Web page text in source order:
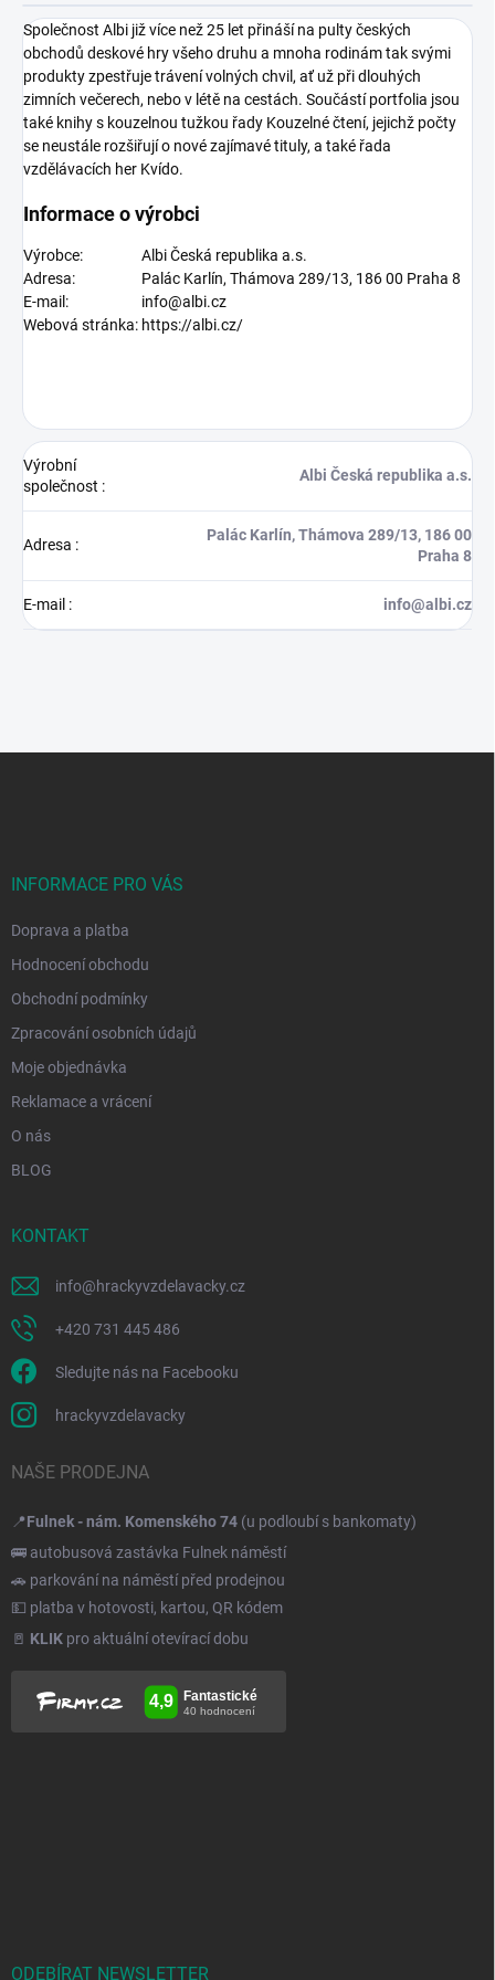
Společnost Albi již více než 25 let přináší na pulty českých
obchodů deskové hry všeho druhu a mnoha rodinám tak svými
produkty zpestřuje trávení volných chvil, ať už při dlouhých
zimních večerech, nebo v létě na cestách. Součástí portfolia jsou
také knihy s kouzelnou tužkou řady Kouzelné čtení, jejichž počty
se neustále rozšiřují o nové zajímavé tituly, a také řada
vzdělávacích her Kvído.
Informace o výrobci
Výrobce:
Albi Česká republika a.s.
Adresa:
Palác Karlín, Thámova 289/13, 186 00 Praha 8
E-mail:
info@albi.cz
Webová stránka: https://albi.cz/
Výrobní
společnost :
Albi Česká republika a.s.
Adresa :
Palác Karlín, Thámova 289/13, 186 00
Praha 8
E-mail : info@albi.cz
INFORMACE PRO VÁS
Doprava a platba
Hodnocení obchodu
Obchodní podmínky
Zpracování osobních údajů
Moje objednávka
Reklamace a vrácení
O nás
BLOG
KONTAKT
info@hrackyvzdelavacky.cz
+420 731 445 486
Sledujte nás na Facebooku
hrackyvzdelavacky
NAŠE PRODEJNA
📍Fulnek - nám. Komenského 74 (u podloubí s bankomaty)
🚌 autobusová zastávka Fulnek náměstí
🚗 parkování na náměstí před prodejnou
💵 platba v hotovosti, kartou, QR kódem
🚪 KLIK pro aktuální otevírací dobu
ODEBÍRAT NEWSLETTER